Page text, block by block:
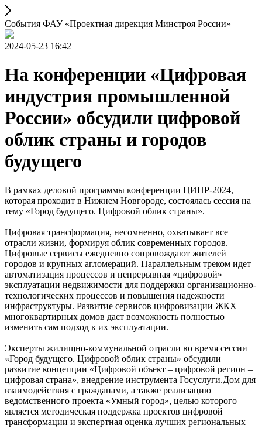
События ФАУ «Проектная дирекция Минстроя России»
2024-05-23 16:42
На конференции «Цифровая
индустрия промышленной
России» обсудили цифровой
облик страны и городов
будущего
В рамках деловой программы конференции ЦИПР-2024,
которая проходит в Нижнем Новгороде, состоялась сессия на
тему «Город будущего. Цифровой облик страны».
Цифровая трансформация, несомненно, охватывает все
отрасли жизни, формируя облик современных городов.
Цифровые сервисы ежедневно сопровождают жителей
городов и крупных агломераций. Параллельным треком идет
автоматизация процессов и непрерывная «цифровой»
эксплуатации недвижимости для поддержки организационно-
технологических процессов и повышения надежности
инфраструктуры. Развитие сервисов цифровизации ЖКХ
многоквартирных домов даст возможность полностью
изменить сам подход к их эксплуатации.
Эксперты жилищно-коммунальной отрасли во время сессии
«Город будущего. Цифровой облик страны» обсудили
развитие концепции «Цифровой объект – цифровой регион –
цифровая страна», внедрение инструмента Госуслуги.Дом для
взаимодействия с гражданами, а также реализацию
ведомственного проекта «Умный город», целью которого
является методическая поддержка проектов цифровой
трансформации и экспертная оценка лучших региональных